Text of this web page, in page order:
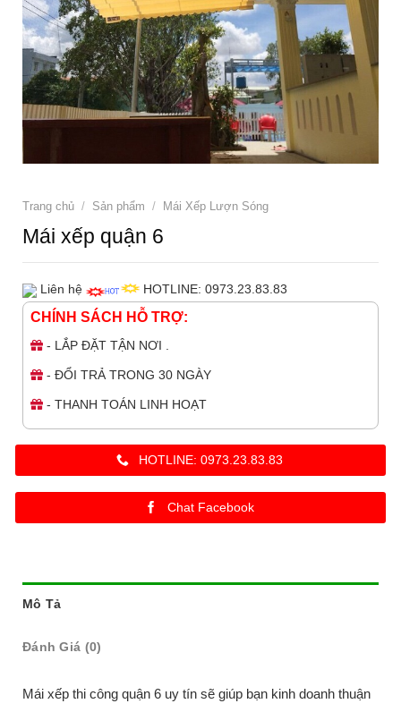
Trang chủ / Sản phẩm / Mái Xếp Lượn Sóng
Mái xếp quận 6
Liên hệ HOTLINE: 0973.23.83.83
CHÍNH SÁCH HỖ TRỢ:
- LẮP ĐẶT TẬN NƠI .
- ĐỔI TRẢ TRONG 30 NGÀY
- THANH TOÁN LINH HOẠT
HOTLINE: 0973.23.83.83
Chat Facebook
Mô Tả
Đánh Giá (0)
Mái xếp thi công quận 6 uy tín sẽ giúp bạn kinh doanh thuận